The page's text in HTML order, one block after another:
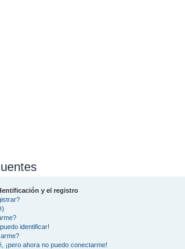
y el registro
identificar!
¡pero ahora no puedo conectarme!